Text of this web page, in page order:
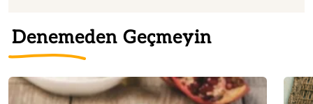
Denemeden Geçmeyin